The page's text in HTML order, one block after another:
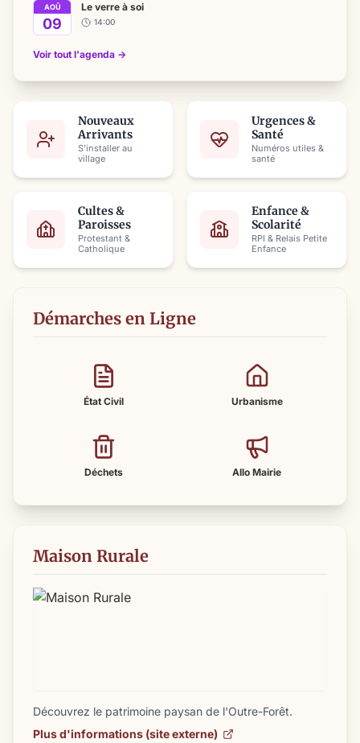
AOÛ
09
Le verre à soi
14:00
Voir tout l'agenda →
Nouveaux
Arrivants
S'installer au
village
Urgences &
Santé
Numéros utiles &
santé
Cultes &
Paroisses
Protestant &
Catholique
Enfance &
Scolarité
RPI & Relais Petite
Enfance
Démarches en Ligne
État Civil Urbanisme
Déchets Allo Mairie
Maison Rurale
Découvrez le patrimoine paysan de l'Outre-Forêt.
Plus d'informations (site externe)